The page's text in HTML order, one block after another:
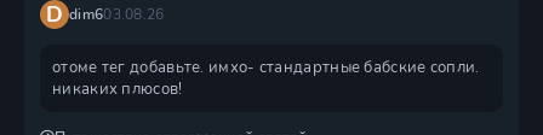
D dim603.08.26
отоме тег добавьте. имхо- стандартные бабские сопли.
никаких плюсов!